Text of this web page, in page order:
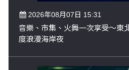
2026年08月07日 15:31
音樂、市集、火舞一次享受～東
度浪漫海岸夜